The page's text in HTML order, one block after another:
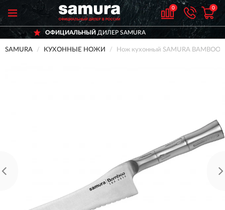
0 0
ДИЛЕР SAMURA
SAMURA КУХОННЫЕ НОЖИ Нож кухонный SAMURA BAMBOO